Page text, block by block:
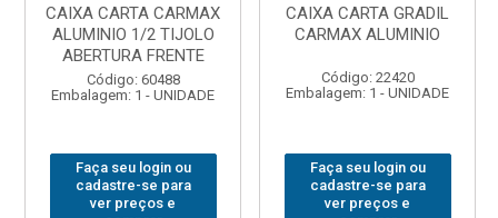
CAIXA CARTA CARMAX
ALUMINIO 1/2 TIJOLO
ABERTURA FRENTE
Código: 60488
Embalagem: 1 - UNIDADE
Faça seu login ou
cadastre-se para
ver preços e
CAIXA CARTA GRADIL
CARMAX ALUMINIO
Código: 22420
Embalagem: 1 - UNIDADE
Faça seu login ou
cadastre-se para
ver preços e